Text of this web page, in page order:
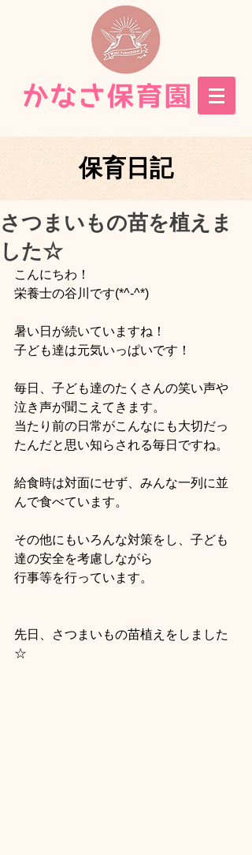
保育日記
さつまいもの苗を植えま
した☆
こんにちわ！
栄養士の谷川です(*^-^*)
暑い日が続いていますね！
子ども達は元気いっぱいです！
毎日、子ども達のたくさんの笑い声や
泣き声が聞こえてきます。
当たり前の日常がこんなにも大切だっ
たんだと思い知らされる毎日ですね。
給食時は対面にせず、みんな一列に並
んで食べています。
その他にもいろんな対策をし、子ども
達の安全を考慮しながら
行事等を行っています。
先日、さつまいもの苗植えをしました
☆